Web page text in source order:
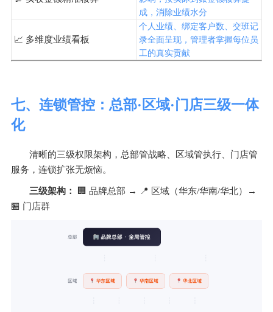
成，消除业绩水分
📈 多维度业绩看板
个人业绩、绑定客户数、交班记
录全面呈现，管理者掌握每位员
工的真实贡献
七、连锁管控：总部·区域·门店三级一体
化
清晰的三级权限架构，总部管战略、区域管执行、门店管
服务，连锁扩张无烦恼。
三级架构：
🏢 品牌总部 → 📍 区域（华东/华南/华北）→
🏪 门店群